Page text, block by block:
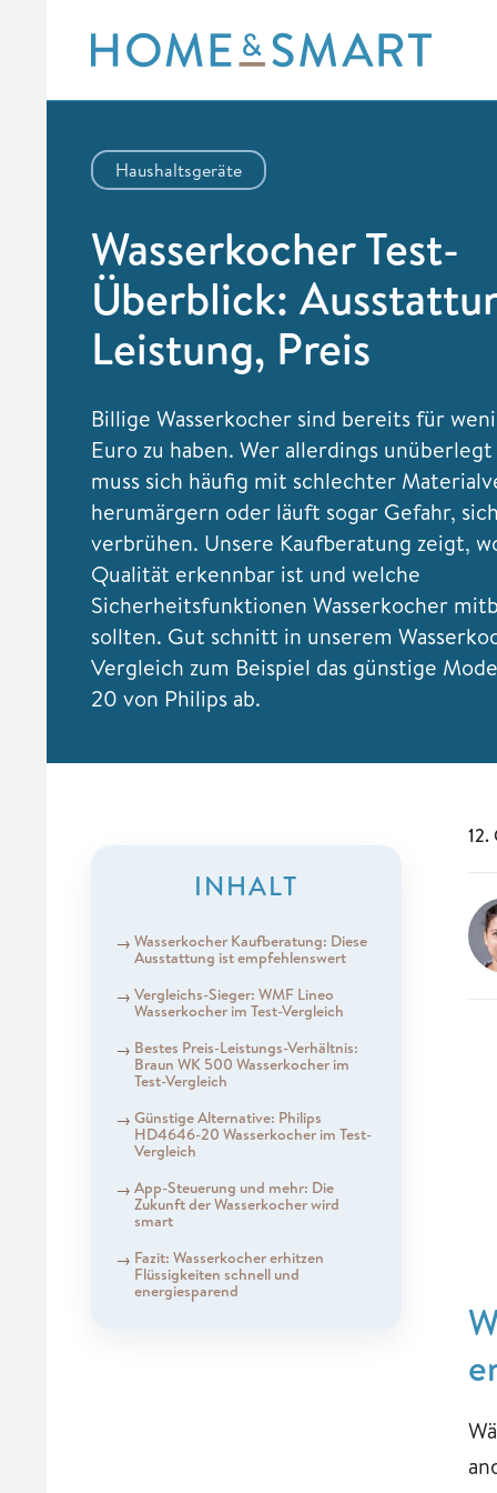
content
Haushaltsgeräte
Wasserkocher Test-
Überblick:
Leistung, Preis
Billige Wasserkocher sind bereits für
Euro zu haben. Wer allerdings
muss sich häufig mit schlechter
herumärgern oder läuft sogar Gefahr,
verbrühen. Unsere Kaufberatung zeigt,
Qualität erkennbar ist und welche
Sicherheitsfunktionen Wasserkocher
sollten. Gut schnitt in unserem
Vergleich zum Beispiel das günstige
20 von Philips ab.
INHALT
Wasserkocher Kaufberatung: Diese
Ausstattung ist empfehlenswert
Vergleichs-Sieger: WMF Lineo
Wasserkocher im Test-Vergleich
Bestes Preis-Leistungs-Verhältnis:
Braun WK 500 Wasserkocher im
Test-Vergleich
Günstige Alternative: Philips
HD4646-20 Wasserkocher im Test-
Vergleich
App-Steuerung und mehr: Die
Zukunft der Wasserkocher wird
smart
Fazit: Wasserkocher erhitzen
Flüssigkeiten schnell und
energiesparend